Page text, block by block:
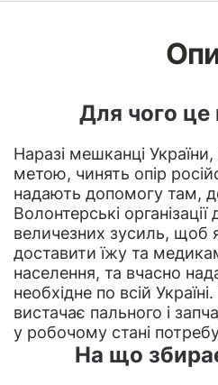
Для чого це
Наразі мешканці України,
метою, чинять опір
надають допомогу там,
Волонтерські
величезних зусиль,
доставити їжу та
населення, та вчасно
необхідне по всій
вистачає пального і
у робочому стані
На що